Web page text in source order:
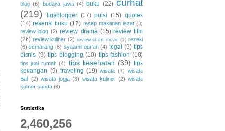
blog (6) budaya jawa (4) buku (22) curhat
(219)
ligablogger (17) puisi (15) quotes
(14) resensi buku (17) resep makanan lezat (3)
review blog (2) review drama (15) review film
(26) review kuliner (2) review short movie (1) rezeki
(6) semarang (6) syaamil qur'an (4) tegal (9) tips
bisnis (9) tips blogging (10) tips fashion (10)
tips jual rumah (4) tips kesehatan (39) tips
keuangan (9) traveling (19) wisata (7) wisata
Bali (2) wisata jogja (3) wisata kuliner (2) wisata
kuliner sunda (3)
Statistika
2,460,256